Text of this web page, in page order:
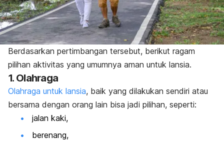
Berdasarkan pertimbangan tersebut, berikut ragam
pilihan aktivitas yang umumnya aman untuk lansia.
1. Olahraga
Olahraga untuk lansia, baik yang dilakukan sendiri atau
bersama dengan orang lain bisa jadi pilihan, seperti:
jalan kaki,
berenang,